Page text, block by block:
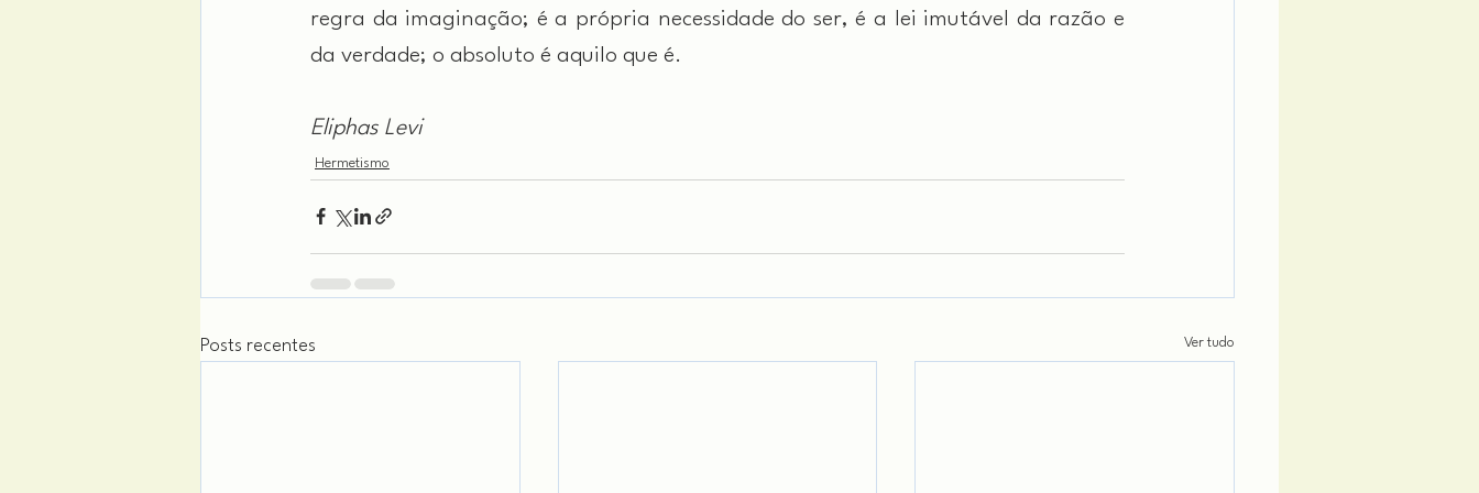
regra da imaginação; é a própria necessidade do ser, é a lei imutável da razão e
da verdade; o absoluto é aquilo que é.
Eliphas Levi
Hermetismo
Posts recentes Ver tudo